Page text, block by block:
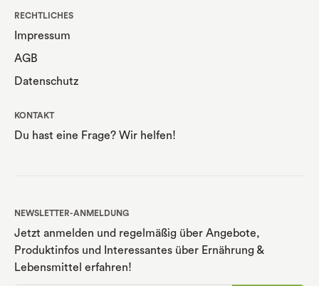
RECHTLICHES
Impressum
AGB
Datenschutz
KONTAKT
Du hast eine Frage? Wir helfen!
NEWSLETTER-ANMELDUNG
Jetzt anmelden und regelmäßig über Angebote,
Produktinfos und Interessantes über Ernährung &
Lebensmittel erfahren!